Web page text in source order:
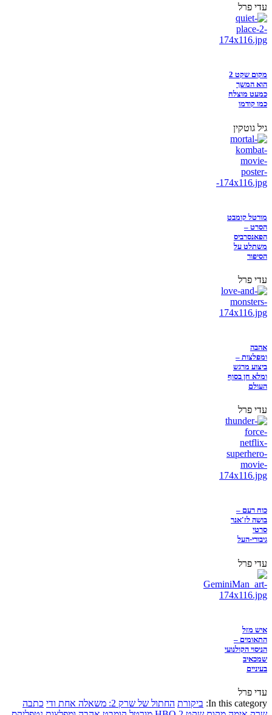
עדי פרל
מקום שקט 2
הוא המשך
כמעט מוצלח
כמו קודמו
גיל גוטקין
מורטל קומבט
הסרט –
הפאנסרביס
משתלט על
הסיפור
עדי פרל
אהבה
ומפלצות –
ביצוע מרגש
ומלא חן בסוף
העולם
עדי פרל
כוח רעם –
בושה לז'אנר
סרטי
גיבורי-העל
עדי פרל
איש מזל
התאומים –
הניסוי הקולנועי
שמכאיב
בעיניים
עדי פרל
In this category: ביקורת החתול של שרק 2: משאלה אחת ודי
כתבה